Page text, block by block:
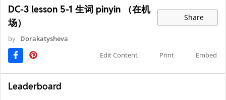
DC-3 lesson 5-1 生词 pinyin （在机
场）
Share
by Dorakatysheva
Edit Content
Print Embed
Leaderboard